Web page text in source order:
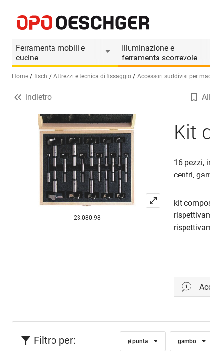
Ferramenta mobili e
cucine
Illuminazione e
ferramenta scorrevole
Seleziona una lingua (IT)
Home fisch Attrezzi e tecnica di fissaggio Accessori suddivisi per
Informazioni prodotto
indietro
23.080.98
Kit
16 pezzi,
centri,
kit
quindi
qualità
Filtro per: ø punta gambo